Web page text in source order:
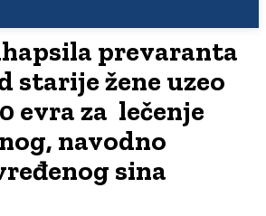
prevaranta
starije žene uzeo
evra za lečenje
navodno
sina